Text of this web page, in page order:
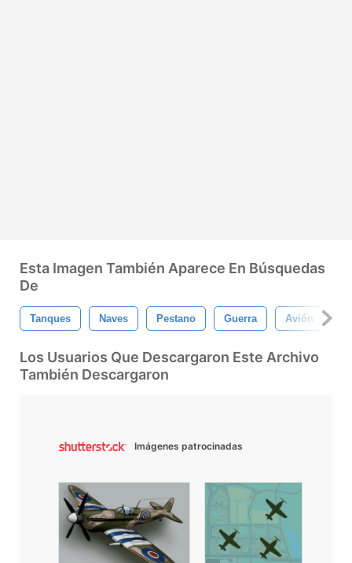
Esta Imagen También Aparece En Búsquedas
De
Tanques Naves Pestano Guerra Avión
Los Usuarios Que Descargaron Este Archivo
También Descargaron
Imágenes patrocinadas